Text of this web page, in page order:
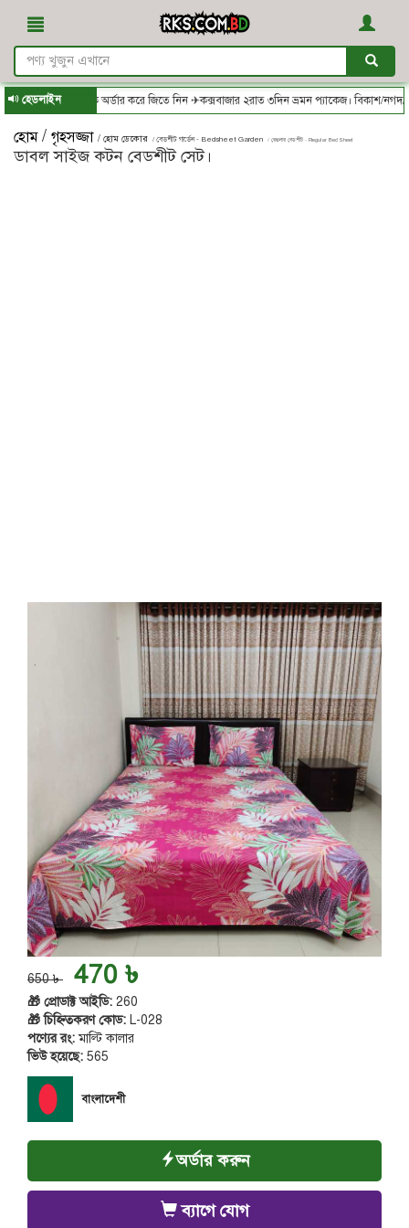
হেডলাইন- থেকে অর্ডার করে জিতে নিন ✈কক্সবাজার ২রাত ৩দিন ভ্রমন প্যাকেজ। বিকাশ/নগদ/
হোম / গৃহসজ্জা / হোম ডেকোর / বেডশীট গার্ডেন - Bedsheet Garden / রেগুলার বেডশীট - Regular Bed Sheet
ডাবল সাইজ কটন বেডশীট সেট।
650 ৳ 470 ৳
🎁 প্রোডাক্ট আইডি: 260
🎁 চিহ্নিতকরণ কোড: L-028
পণ্যের রং:মাল্টি কালার
ভিউ হয়েছে: 565
বাংলাদেশী
অর্ডার করুন
ব্যাগে যোগ